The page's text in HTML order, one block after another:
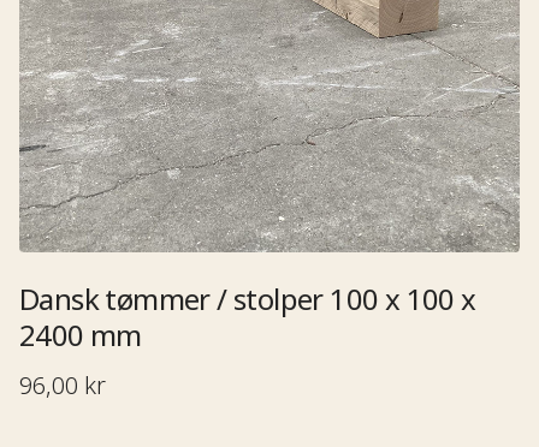
Dansk tømmer / stolper 100 x 100 x
2400 mm​​​​‌ ‍ ​‍​‍‌‍ ‌ ​‍‌‍‍‌‌‍‌ ‌‍‍‌‌‍ ‍​‍​‍​ ‍‍​‍​‍‌ ​ ‌‍​‌‌‍ ‍‌‍‍‌‌ ‌​‌ ‍‌​‍ ‍‌‍‍‌‌‍ ​‍​‍​‍ ​​‍​‍‌‍‍​‌ ​‍‌‍‌‌‌‍‌‍​‍​‍​ ‍‍​‍​‍‌ ​ ‌ ‌‌‌ ​​‌‍‌‌‌ ​‍​‍ ‌‌‍ ​‌‍ ‌‍‌ ‌‍‍‌‌‍ ‍​‍ ‌‍‍‌‌‍ ‍‌ ‌​‌‍‌‌‌‍ ‍‌ ‌​​‍ ‌‍‌‌‌‍‌​‌‍‍‌‌ ‌​​‍ ‌‍ ‌‌‍ ‌‍‌​‌‍‌‌​ ‌‌ ​​‌ ​‍‌‍‌‌‌ ​ ‌‍‌‌‌‍ ‍‌ ‌​‌‍​‌‌ ‌​‌‍‍‌‌‍ ‌‍ ‍​ ‍ ‌‍‍‌‌‍‌​​ ‌‌ ​ ‌‍‍​‌‍ ‌ ​​‌‍‍‌‌‍‌‍‌ ‍‌‌‌​​‌ ​‍‌‍ ‌‍‌​‌ ‌‌‌‍​ ‌ ‌​​‍ ‌​ ‌ ​ ​​​ ‌‌​ ​ ​ ​‌​ ‌‌​ ‌‌​ ​ ​ ​​​ ​ ​ ‌‍​ ​ ​ ​‌​ ‍ ‌ ‌​‌ ‍‌‌ ​​‌‍‌‌​ ‌‌ ​​‌ ​‍‌‍ ‌‍‌​‌ ‌‌‌‍​ ‌ ‌​​ ‍ ‌ ​​‌‍​‌‌ ‌​‌‍‍​​ ‌‌ ​ ‌ ‌​‌‍ ‌ ​‍‌‍‌‌​‍ ‍‌ ‌​‌‍‍‌‌ ‌​‌‍ ​‌‍‌‌​ ‌‍​‍‌‍​‌‌ ​ ‌‍‌‌‌‌‌‌‌ ​‍‌‍ ​​ ‌‌ ​ ‌ ‌‌‌ ​​‌‍‌‌‌ ​‍​‍ ‌‌‍ ​‌‍ ‌‍‌ ‌‍‍‌‌‍ ‍​‍‌‍‌‍‍‌‌‍‌​​ ‌‌ ​ ‌‍‍​‌‍ ‌ ​​‌‍‍‌‌‍‌‍‌ ‍‌‌‌​​‌ ​‍‌‍ ‌‍‌​‌ ‌‌‌‍​ ‌ ‌​​‍ ‌​ ‌ ​ ​​​ ‌‌​ ​ ​ ​‌​ ‌‌​ ‌‌​ ​ ​ ​​​ ​ ​ ‌‍​ ​ ​ ​‌​‍‌‍‌ ‌​‌ ‍‌‌ ​​‌‍‌‌​ ‌‌ ​​‌ ​‍‌‍ ‌‍‌​‌ ‌‌‌‍​ ‌ ‌​​‍‌‍‌ ​​‌‍​‌‌ ‌​‌‍‍​​ ‌‌ ​ ‌ ‌​‌‍ ‌ ​‍‌‍‌‌​‍ ‍‌ ‌​‌‍‍‌‌ ‌​‌‍ ​‌‍‌‌​‍‌‍‌ ​​‌‍‌‌‌ ​‍‌ ​ ‌ ​​‌‍‌‌‌‍​ ‌ ‌​‌‍‍‌‌ ‌‍‌‍‌‌​ ‌‌ ​​‌ ‌‌‌‍​‍‌‍ ​‌‍‍‌‌ ​ ‌‍‍​‌‍‌‌‌‍‌​​‍​‍‌ ‌
96,00 kr